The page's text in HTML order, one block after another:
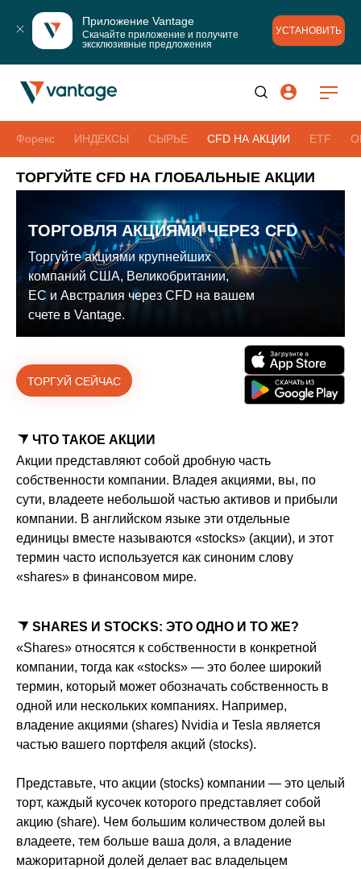
Приложение Vantage
Скачайте приложение и получите
эксклюзивные предложения
УСТАНОВИТЬ
Форекс ИНДЕКСЫ СЫРЬЕ CFD НА АКЦИИ ETF
ТОРГУЙТЕ CFD НА ГЛОБАЛЬНЫЕ АКЦИИ
ТОРГОВЛЯ АКЦИЯМИ ЧЕРЕЗ CFD
Торгуйте акциями крупнейших
компаний США, Великобритании,
ЕС и Австралия через CFD на вашем
счете в Vantage.
ТОРГУЙ СЕЙЧАС
ЧТО ТАКОЕ АКЦИИ
Акции представляют собой дробную часть
собственности компании. Владея акциями, вы, по
сути, владеете небольшой частью активов и прибыли
компании. В английском языке эти отдельные
единицы вместе называются «stocks» (акции), и этот
термин часто используется как синоним слову
«shares» в финансовом мире.
SHARES И STOCKS: ЭТО ОДНО И ТО ЖЕ?
«Shares» относятся к собственности в конкретной
компании, тогда как «stocks» — это более широкий
термин, который может обозначать собственность в
одной или нескольких компаниях. Например,
владение акциями (shares) Nvidia и Tesla является
частью вашего портфеля акций (stocks).
Представьте, что акции (stocks) компании — это целый
торт, каждый кусочек которого представляет собой
акцию (share). Чем большим количеством долей вы
владеете, тем больше ваша доля, а владение
мажоритарной долей делает вас владельцем